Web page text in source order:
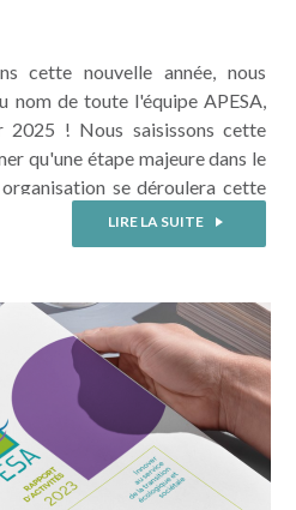
cette nouvelle année, nous
nom de toute l'équipe APESA,
! Nous saisissons cette
qu'une étape majeure dans le
se déroulera cette
de statut d'association en
Collectif (SCIC). En
LA SUITE
LIRE LA SUITE